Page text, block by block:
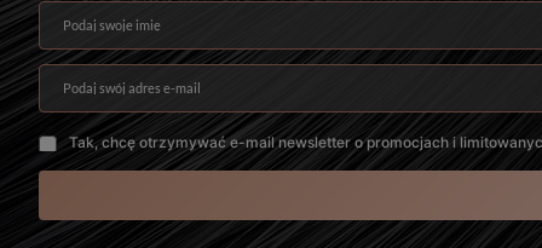
Podaj swoje imię
Podaj swój adres e-mail
Tak, chcę otrzymywać e-mail newsletter o promocjach i